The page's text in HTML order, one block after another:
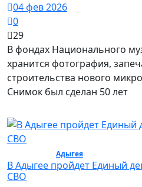
04 фев 2026
0
29
В фондах Национального
хранится фотография,
строительства нового
Снимок был сделан 50 лет
Адыгея/ Общество
В Адыгее пройдет Единый
СВО